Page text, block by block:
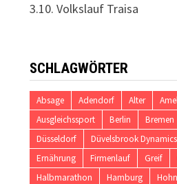
3.10. Volkslauf Traisa
SCHLAGWÖRTER
Absage Adendorf Alter
Ausgleichssport
Berlin Bremen
Düsseldorf
Düvelsbrook Dynamics
Ernährung
Firmenlauf Greif
Halbmarathon
Hamburg